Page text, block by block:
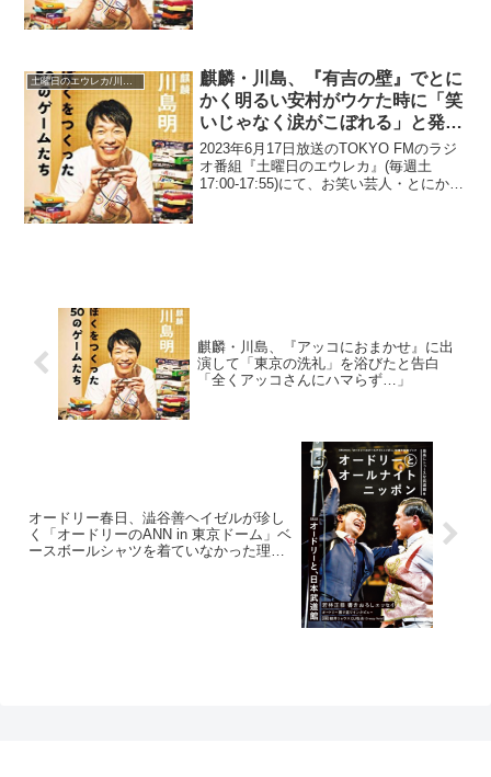
土曜日のエウレカ/川島明 そもそもの話
麒麟・川島、『有吉の壁』でとに
かく明るい安村がウケた時に「笑
いじゃなく涙がこぼれる」と発言
していた佐藤栞里の言葉に「安村
は生き様で笑かす人」
2023年6月17日放送のTOKYO FMのラジ
オ番組『土曜日のエウレカ』(毎週土
17:00-17:55)にて、お笑い芸人・とにかく
麒麟・川島、『アッコにおまかせ』に出
演して「東京の洗礼」を浴びたと告白
「全くアッコさんにハマらず…」
オードリー春日、澁谷善ヘイゼルが珍し
く「オードリーのANN in 東京ドーム」ベ
ースボールシャツを着ていなかった理由